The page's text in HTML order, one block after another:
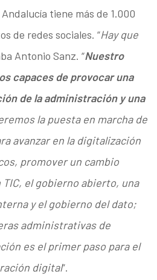
tiene más de 1.000
de redes sociales. “Hay que
Antonio Sanz. “Nuestro
capaces de provocar una
de la administración y una
la puesta en marcha de
avanzar en la digitalización
promover un cambio
el gobierno abierto, una
y el gobierno del dato;
administrativas de
es el primer paso para el
digital”.